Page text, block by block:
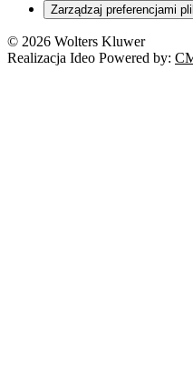
Zarządzaj preferencjami
© 2026 Wolters Kluwer
Realizacja Ideo Powered by: